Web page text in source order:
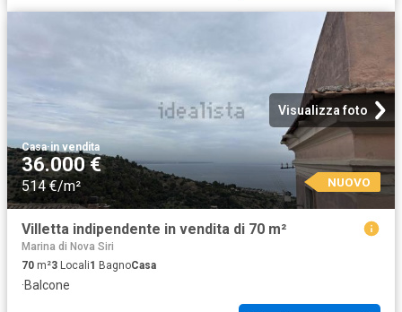
Visualizza foto
Casa·in vendita
36.000 €
514 €/m² NUOVO
Villetta indipendente in vendita di 70 m²
Marina di Nova Siri
70 m²3 Locali1 BagnoCasa
·Balcone